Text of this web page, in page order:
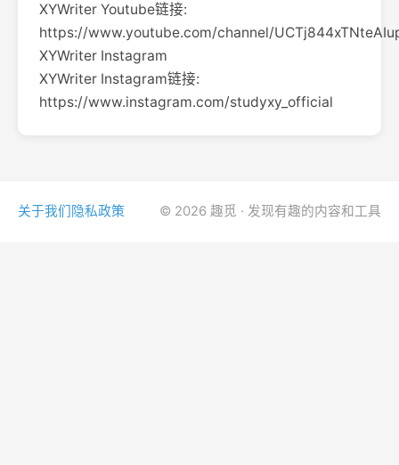
XYWriter Youtube链接:
https://www.youtube.com/channel/
XYWriter Instagram
XYWriter Instagram链接:
https://www.instagram.com/studyxy_official
关于我们 隐私政策 © 2026 趣觅 · 发现有趣的内容和工具